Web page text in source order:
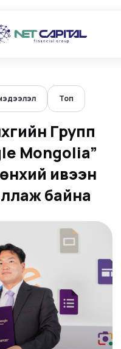
Топ
Групп
Mongolia”
ивээн
байна